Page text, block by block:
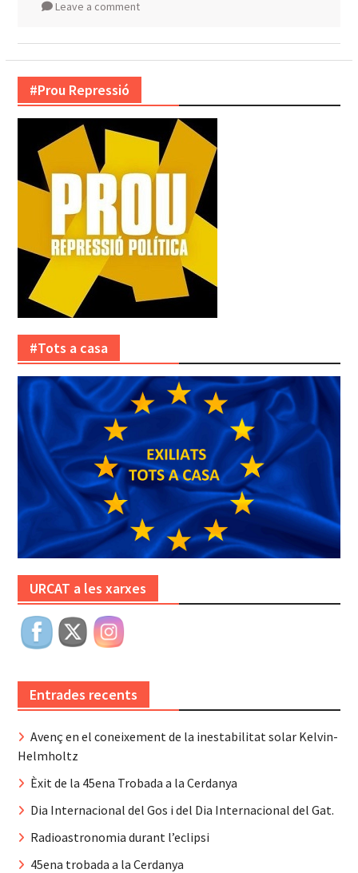
Leave a comment
#Prou Repressió
#Tots a casa
URCAT a les xarxes
Entrades recents
Avenç en el coneixement de la inestabilitat solar Kelvin-
Helmholtz
Èxit de la 45ena Trobada a la Cerdanya
Dia Internacional del Gos i del Dia Internacional del Gat.
Radioastronomia durant l’eclipsi
45ena trobada a la Cerdanya